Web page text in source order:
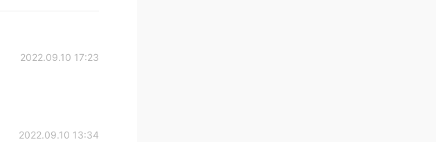
2022.09.10 17:23
2022.09.10 13:34